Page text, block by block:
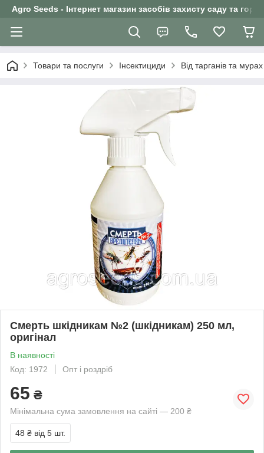
Agro Seeds - Інтернет магазин засобів захисту саду та
Товари та послуги Інсектициди Від тарганів та мурах
Смерть шкідникам №2 (шкідникам) 250 мл,
оригінал
В наявності
Код: 1972
Опт і роздріб
65 ₴
Мінімальна сума замовлення на сайті — 200 ₴
48 ₴ від 5 шт.